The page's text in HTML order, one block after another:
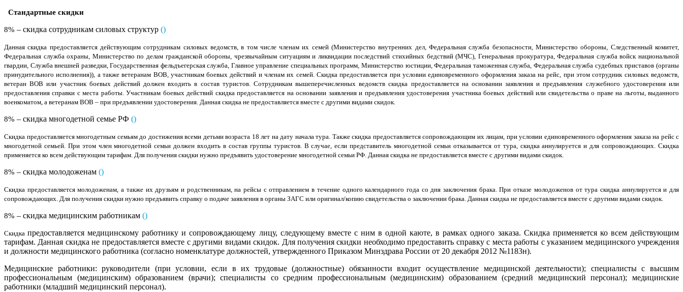
Стандартные скидки
8% – скидка сотрудникам силовых структур ()
Данная скидка предоставляется действующим сотрудникам силовых ведомств, в том числе членам их семей (Министерство внутренних дел, Федеральная служба безопасности, Министерство обороны, Следственный комитет,
Федеральная служба охраны, Министерство по делам гражданской обороны, чрезвычайным ситуациям и ликвидации последствий стихийных бедствий (МЧС), Генеральная прокуратура, Федеральная служба войск национальной
гвардии, Служба внешней разведки, Государственная фельдъегерская служба, Главное управление специальных программ, Министерство юстиции, Федеральная таможенная служба, Федеральная служба судебных приставов (органы
принудительного исполнения)), а также ветеранам ВОВ, участникам боевых действий и членам их семей. Скидка предоставляется при условии единовременного оформления заказа на рейс, при этом сотрудник силовых ведомств,
ветеран ВОВ или участник боевых действий должен входить в состав туристов. Сотрудникам вышеперечисленных ведомств скидка предоставляется на основании заявления и предъявления служебного удостоверения или
предоставления справки с места работы. Участникам боевых действий скидка предоставляется на основании заявления и предъявления удостоверения участника боевых действий или свидетельства о праве на льготы, выданного
военкоматом, а ветеранам ВОВ – при предъявлении удостоверения. Данная скидка не предоставляется вместе с другими видами скидок.
8% – скидка многодетной семье РФ ()
Скидка предоставляется многодетным семьям до достижения всеми детьми возраста 18 лет на дату начала тура. Также скидка предоставляется сопровождающим их лицам, при условии единовременного оформления заказа на рейс с
многодетной семьей. При этом член многодетной семьи должен входить в состав группы туристов. В случае, если представитель многодетной семьи отказывается от тура, скидка аннулируется и для сопровождающих. Скидка
применяется ко всем действующим тарифам. Для получения скидки нужно предъявить удостоверение многодетной семьи РФ. Данная скидка не предоставляется вместе с другими видами скидок.
8% – скидка молодоженам ()
Скидка предоставляется молодоженам, а также их друзьям и родственникам, на рейсы с отправлением в течение одного календарного года со дня заключения брака. При отказе молодоженов от тура скидка аннулируется и для
сопровождающих. Для получения скидки нужно предъявить справку о подаче заявления в органы ЗАГС или оригинал/копию свидетельства о заключении брака. Данная скидка не предоставляется вместе с другими видами скидок.
8% – скидка медицинским работникам ()
Cкидкапредоставляется медицинскому работнику и сопровождающему лицу, следующему вместе с ним в одной каюте, в рамках одного заказа. Скидка применяется ко всем действующим
тарифам. Данная скидка не предоставляется вместе с другими видами скидок. Для получения скидки необходимо предоставить справку с места работы с указанием медицинского учреждения
и должности медицинского работника (согласно номенклатуре должностей, утвержденного Приказом Минздрава России от 20 декабря 2012 №1183н).
Медицинские работники: руководители (при условии, если в их трудовые (должностные) обязанности входит осуществление медицинской деятельности); специалисты с высшим
профессиональным (медицинским) образованием (врачи); специалисты со средним профессиональным (медицинским) образованием (средний медицинский персонал); медицинские
работники (младший медицинский персонал).